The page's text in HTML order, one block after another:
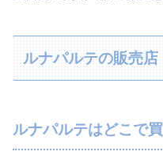
ルナパルテの販売店
ルナパルテはどこで